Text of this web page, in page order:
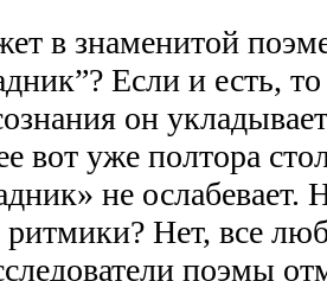
в знаменитой
Если и есть, то
он
вот уже полтора
не ослабевает.
Нет, все
поэмы